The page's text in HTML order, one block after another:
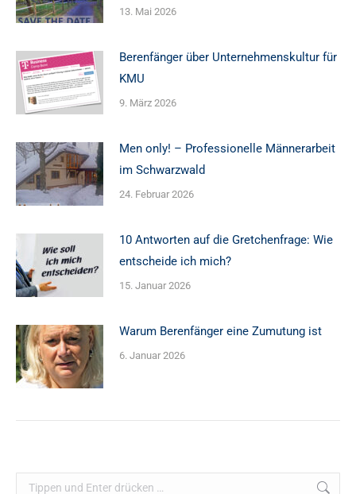
13. Mai 2026
Berenfänger über Unternehmenskultur für
KMU
9. März 2026
Men only! – Professionelle Männerarbeit
im Schwarzwald
24. Februar 2026
10 Antworten auf die Gretchenfrage: Wie
entscheide ich mich?
15. Januar 2026
Warum Berenfänger eine Zumutung ist
6. Januar 2026
Search: